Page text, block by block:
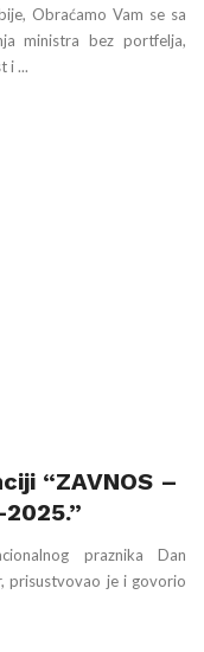
Obraćamo Vam se sa
ministra bez portfelja,
i ...
“ZAVNOS –
praznika Dan
prisustvovao je i govorio